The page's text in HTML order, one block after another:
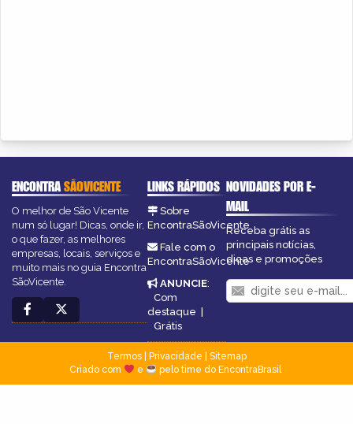
ENCONTRASÃOVICENTE
O melhor de São Vicente
num só lugar! Dicas, onde ir,
o que fazer, as melhores
empresas, locais, serviços e
muito mais no guia Encontra
SãoVicente.
LINKS RÁPIDOS
Sobre
EncontraSãoVicente
Fale com o
EncontraSãoVicente
ANUNCIE:
Com
destaque |
Grátis
NOVIDADES POR E-
MAIL
Receba grátis as
principais notícias,
dicas e promoções
Termos| Privacidade
Sitemap
Criado com
e pelo time do EncontraBrasil